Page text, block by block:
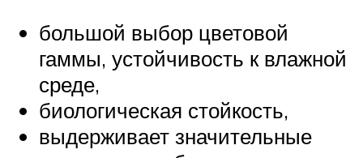
большой выбор цветовой
гаммы, устойчивость к влажной
среде,
биологическая стойкость,
выдерживает значительные